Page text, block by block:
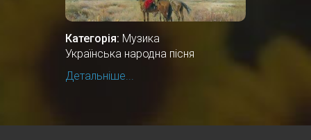
Категорія: Музика
Українська народна пісня
Детальніше...